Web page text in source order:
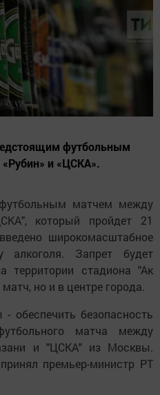
футбольным
и «ЦСКА».
матчем между
который пройдет 21
широкомасштабное
алкоголя. Запрет будет
территории стадиона "Ак
но и в центре города.
обеспечить безопасность
матча между
и "ЦСКА" из Москвы.
премьер-министр РТ